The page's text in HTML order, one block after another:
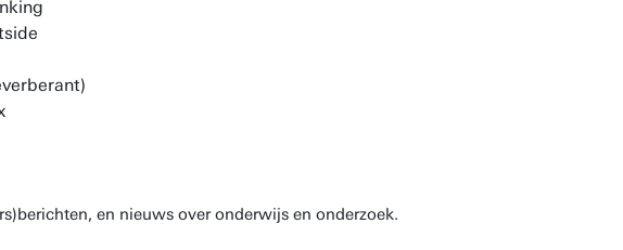
en nieuws over onderwijs en onderzoek.